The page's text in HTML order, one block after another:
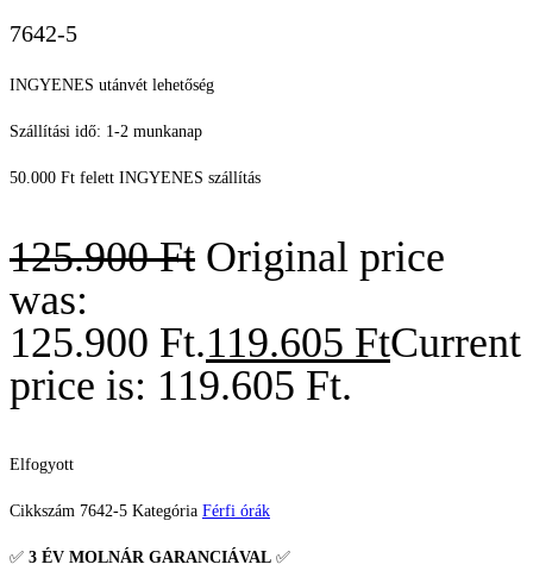
7642-5
INGYENES utánvét lehetőség
Szállítási idő: 1-2 munkanap
50.000 Ft felett INGYENES szállítás
125.900Ft Original price
was:
125.900 Ft.119.605 FtCurrent
price is: 119.605 Ft.
Elfogyott
Cikkszám 7642-5 Kategória Férfi órák
✅ 3 ÉV MOLNÁR GARANCIÁVAL ✅